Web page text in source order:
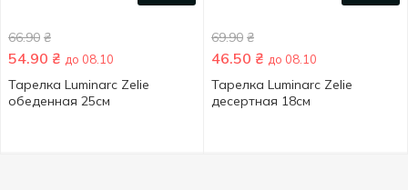
66.90 ₴
54.90 ₴ до 08.10
Тарелка Luminarc Zelie
обеденная 25см
69.90 ₴
46.50 ₴ до 08.10
Тарелка Luminarc Zelie
десертная 18см